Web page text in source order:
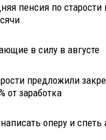
пенсия по старости
в силу в августе
предложили
от заработка
оперу и спеть